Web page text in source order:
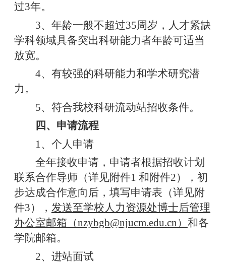
过3年。
3、年龄一般不超过35周岁，人才紧缺
学科领域具备突出科研能力者年龄可适当
放宽。
4、有较强的科研能力和学术研究潜
力。
5、符合我校科研流动站招收条件。
四、申请流程
1、个人申请
全年接收申请，申请者根据招收计划
联系合作导师（详见附件1 和附件2），初
步达成合作意向后，填写申请表（详见附
件3）， 发送至学校人力资源处博士后管理
办公室邮箱（nzybgb@njucm.edu.cn） 和各
学院邮箱。
2、进站面试